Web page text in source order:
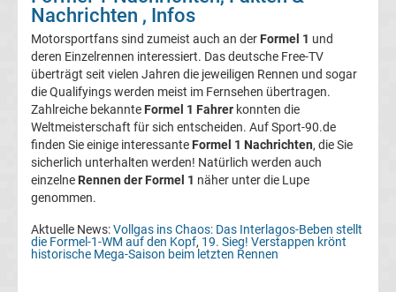
Bundesliga
Tabelle
Bundesliga
Ergebnisse
Liga
Nachrichten , Infos
Motorsportfans sind zumeist auch an der Formel 1 und
deren Einzelrennen interessiert. Das deutsche Free-TV
überträgt seit vielen Jahren die jeweiligen Rennen und sogar
die Qualifyings werden meist im Fernsehen übertragen.
Zahlreiche bekannte Formel 1 Fahrer konnten die
Weltmeisterschaft für sich entscheiden. Auf Sport-90.de
finden Sie einige interessante Formel 1 Nachrichten, die Sie
sicherlich unterhalten werden! Natürlich werden auch
einzelne Rennen der Formel 1 näher unter die Lupe
genommen.
Aktuelle News:Vollgas ins Chaos: Das Interlagos-Beben stellt
die Formel-1-WM auf den Kopf, 19. Sieg! Verstappen krönt
historische Mega-Saison beim letzten Rennen